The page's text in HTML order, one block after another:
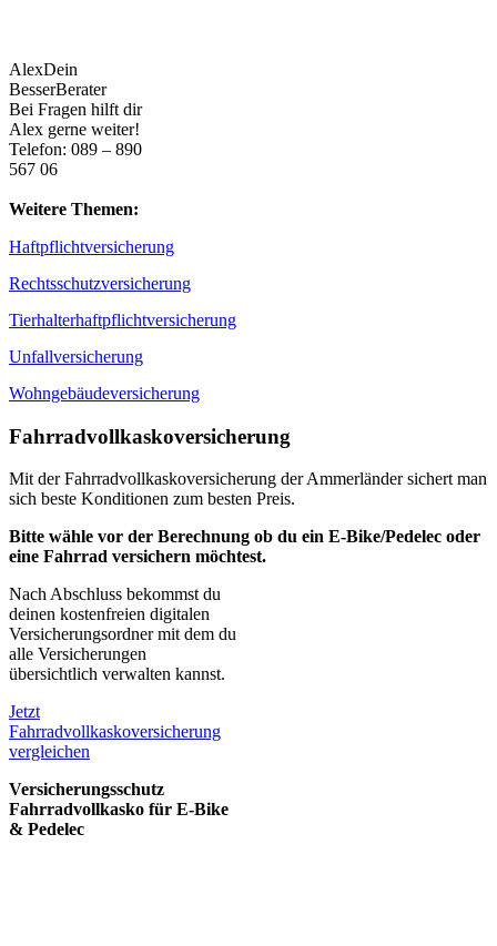
AlexDein
BesserBerater
Bei Fragen hilft dir
Alex gerne weiter!
Telefon: 089 – 890
567 06
Weitere Themen:
Haftpflichtversicherung
Rechtsschutzversicherung
Tierhalterhaftpflichtversicherung
Unfallversicherung
Wohngebäudeversicherung
Fahrradvollkaskoversicherung
Mit der Fahrradvollkaskoversicherung der Ammerländer sichert man
sich beste Konditionen zum besten Preis.
Bitte wähle vor der Berechnung ob du ein E-Bike/Pedelec oder
eine Fahrrad versichern möchtest.
Nach Abschluss bekommst du
deinen kostenfreien digitalen
Versicherungsordner mit dem du
alle Versicherungen
übersichtlich verwalten kannst.
Jetzt
Fahrradvollkaskoversicherung
vergleichen
Versicherungsschutz
Fahrradvollkasko für E-Bike
& Pedelec